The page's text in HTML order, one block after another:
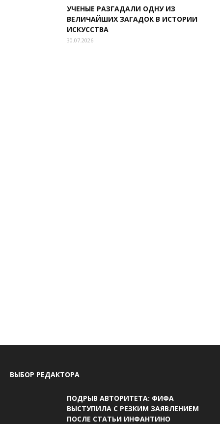
УЧЕНЫЕ РАЗГАДАЛИ ОДНУ ИЗ
ВЕЛИЧАЙШИХ ЗАГАДОК В ИСТОРИИ
ИСКУССТВА
30.07.2026
ВЫБОР РЕДАКТОРА
ПОДРЫВ АВТОРИТЕТА: ФИФА
ВЫСТУПИЛА С РЕЗКИМ ЗАЯВЛЕНИЕМ
ПОСЛЕ СТАТЬИ ИНФАНТИНО